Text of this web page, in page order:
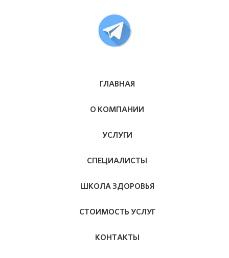
ГЛАВНАЯ
О КОМПАНИИ
УСЛУГИ
СПЕЦИАЛИСТЫ
ШКОЛА ЗДОРОВЬЯ
СТОИМОСТЬ УСЛУГ
КОНТАКТЫ